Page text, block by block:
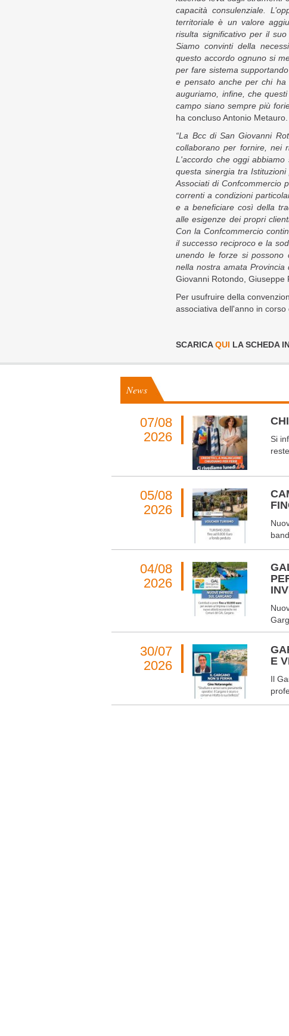
capacità consulenziale.
territoriale è un valore
risulta significativo per il
Siamo convinti della
questo accordo ognuno si
per fare sistema
e pensato anche per chi
auguriamo, infine, che
campo siano sempre più
ha concluso Antonio Metauro.
“La Bcc di San Giovanni
collaborano per fornire, nei
L'accordo che oggi
questa sinergia tra
Associati di Confcommercio
correnti a condizioni
e a beneficiare così della
alle esigenze dei propri
Con la Confcommercio
il successo reciproco e la
unendo le forze si possono
nella nostra amata Provincia
Giovanni Rotondo, Giuseppe
Per usufruire della
associativa dell'anno in
SCARICAQUI LA SCHEDA
News
07/08
2026
Si
05/08
2026
04/08
2026
30/07
2026
E
Il